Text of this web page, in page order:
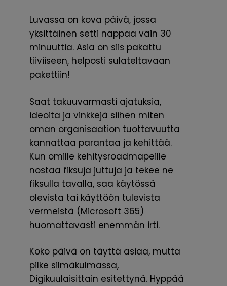
Luvassa on kova päivä, jossa
yksittäinen setti nappaa vain 30
minuuttia. Asia on siis pakattu
tiiviiseen, helposti sulateltavaan
pakettiin!
Saat takuuvarmasti ajatuksia,
ideoita ja vinkkejä siihen miten
oman organisaation tuottavuutta
kannattaa parantaa ja kehittää.
Kun omille kehitysroadmapeille
nostaa fiksuja juttuja ja tekee ne
fiksulla tavalla, saa käytössä
olevista tai käyttöön tulevista
vermeistä (Microsoft 365)
huomattavasti enemmän irti.
Koko päivä on täyttä asiaa, mutta
pilke silmäkulmassa,
Digikuulaisittain esitettynä. Hyppää